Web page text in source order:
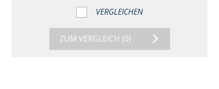
VERGLEICHEN
ZUM VERGLEICH (0)